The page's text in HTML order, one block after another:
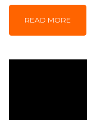
READ MORE